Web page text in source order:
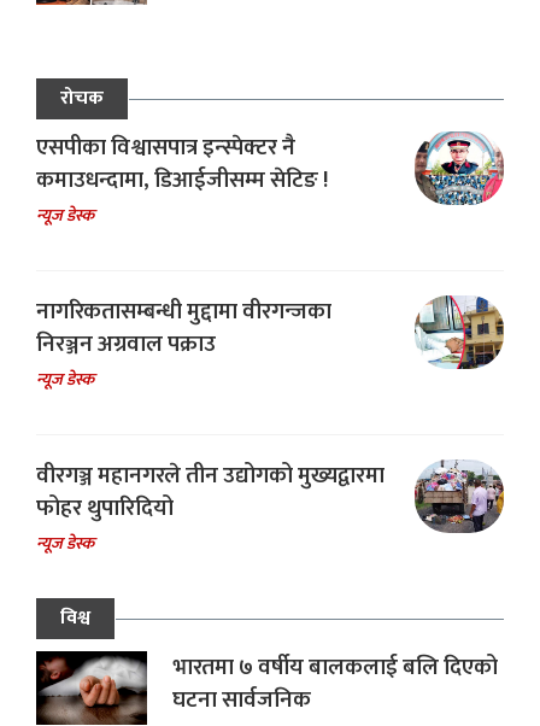
रोचक
एसपीका विश्वासपात्र इन्स्पेक्टर नै
कमाउधन्दामा, डिआईजीसम्म सेटिङ !
न्यूज डेस्क
नागरिकतासम्बन्धी मुद्दामा वीरगन्जका
निरञ्जन अग्रवाल पक्राउ
न्यूज डेस्क
वीरगञ्ज महानगरले तीन उद्योगको मुख्यद्वारमा
फोहर थुपारिदियो
न्यूज डेस्क
विश्व
भारतमा ७ वर्षीय बालकलाई बलि दिएको
घटना सार्वजनिक